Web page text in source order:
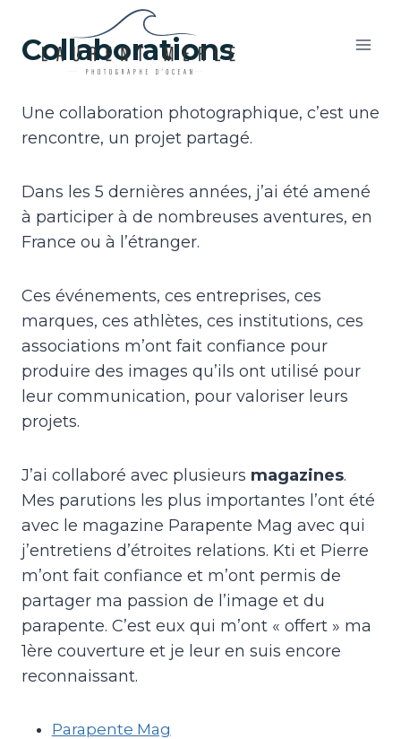
contenu
Collaborations
Une collaboration photographique, c’est une
rencontre, un projet partagé.
Dans les 5 dernières années, j’ai été amené
à participer à de nombreuses aventures, en
France ou à l’étranger.
Ces événements, ces entreprises, ces
marques, ces athlètes, ces institutions, ces
associations m’ont fait confiance pour
produire des images qu’ils ont utilisé pour
leur communication, pour valoriser leurs
projets.
J’ai collaboré avec plusieurs magazines.
Mes parutions les plus importantes l’ont été
avec le magazine Parapente Mag avec qui
j’entretiens d’étroites relations. Kti et Pierre
m’ont fait confiance et m’ont permis de
partager ma passion de l’image et du
parapente. C’est eux qui m’ont « offert » ma
1ère couverture et je leur en suis encore
reconnaissant.
Parapente Mag